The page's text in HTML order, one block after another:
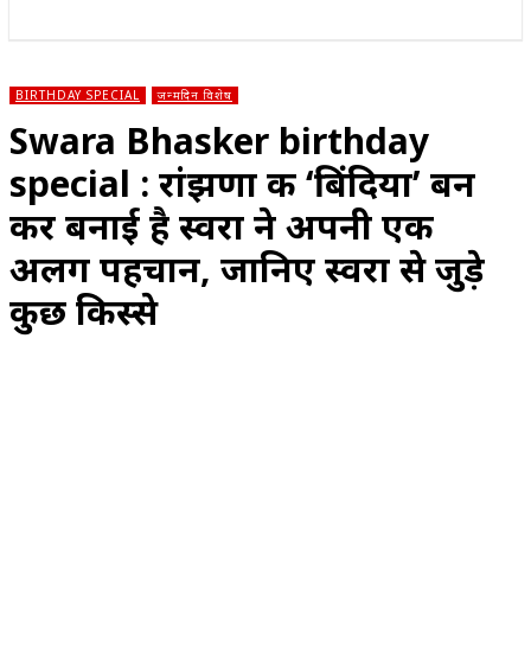
BIRTHDAY SPECIAL जन्मदिन विशेष
Swara Bhasker birthday
special : रांझणा की ‘बिंदिया’ बन
कर बनाई है स्वरा ने अपनी एक
अलग पहचान, जानिए स्वरा से जुड़े
कुछ किस्से